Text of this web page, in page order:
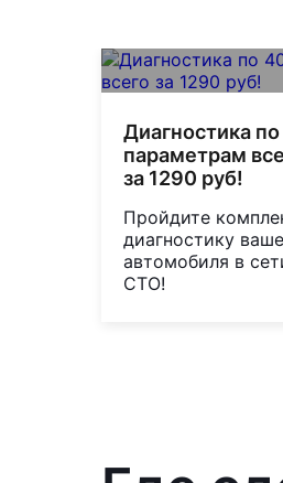
Диагностика
параметрам
за 1290 руб!
Пройдите
диагностику
автомобиля в
СТО!